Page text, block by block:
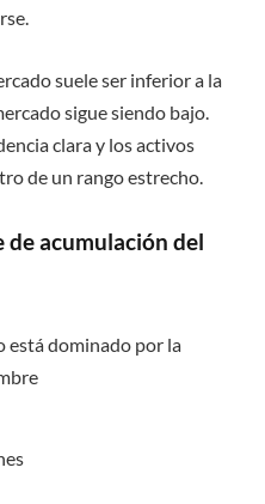
suele ser inferior a la
sigue siendo bajo.
clara y los activos
de un rango estrecho.
de acumulación del
está dominado por la